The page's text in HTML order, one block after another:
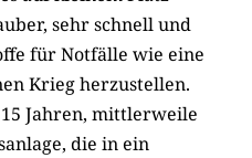
sehr schnell und
für Notfälle wie eine
Krieg herzustellen.
Jahren, mittlerweile
die in ein